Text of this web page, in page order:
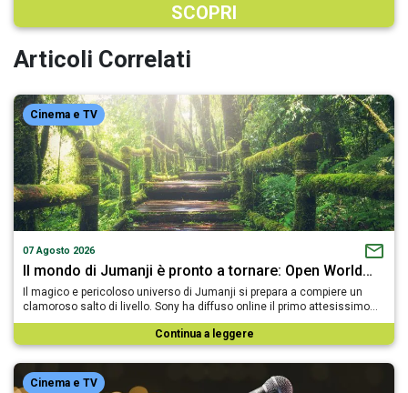
SCOPRI
Articoli Correlati
Cinema e TV
07 Agosto 2026
Il mondo di Jumanji è pronto a tornare: Open World…
Il magico e pericoloso universo di Jumanji si prepara a compiere un
clamoroso salto di livello. Sony ha diffuso online il primo attesissimo…
Continua a leggere
Cinema e TV